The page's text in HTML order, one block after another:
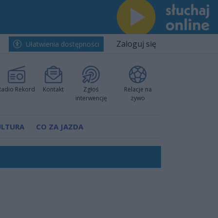
Ułatwienia dostępności Zaloguj się
Rekord Kontakt
Zgłoś
interwencję
Relacje na
żywo
CO ZA JAZDA
w Ustce!
prokuratury
pokazali klasę
nową sportową tradycję"